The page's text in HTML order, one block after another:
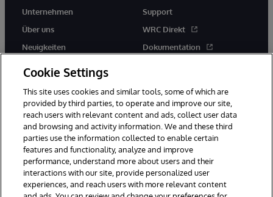
Unternehmen
Über uns
Neuigkeiten
Support
WRC Direkt
Dokumentation
© 1996-2026 InterSystems Corporation, Boston, MA. Alle Rechte
vorbehalten.
Mitteilungen/Geschäftsbedingungen
Erklärung zum Datenschutz
Cookie Settings
This site uses cookies and similar tools, some of which are
provided by third parties, to operate and improve our site,
reach users with relevant content and ads, collect user data
and browsing and activity information. We and these third
parties use the information collected to enable certain
features and functionality, analyze and improve
performance, understand more about users and their
interactions with our site, provide personalized user
experiences, and reach users with more relevant content